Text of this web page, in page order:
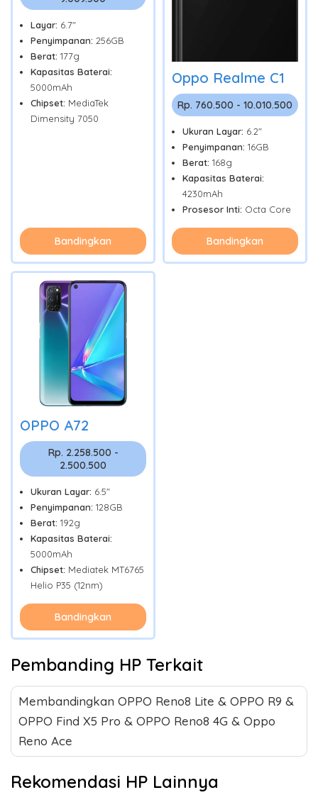
Layar: 6.7"
Penyimpanan: 256GB
Berat: 177g
Kapasitas Baterai:
5000mAh
Chipset: MediaTek
Dimensity 7050
Bandingkan
Oppo Realme C1
Rp. 760.500 - 10.010.500
Ukuran Layar: 6.2"
Penyimpanan: 16GB
Berat: 168g
Kapasitas Baterai:
4230mAh
Prosesor Inti: Octa Core
Bandingkan
OPPO A72
Rp. 2.258.500 -
2.500.500
Ukuran Layar: 6.5"
Penyimpanan: 128GB
Berat: 192g
Kapasitas Baterai:
5000mAh
Chipset: Mediatek MT6765
Helio P35 (12nm)
Bandingkan
Pembanding HP Terkait
Membandingkan OPPO Reno8 Lite & OPPO R9 &
OPPO Find X5 Pro & OPPO Reno8 4G & Oppo
Reno Ace
Rekomendasi HP Lainnya